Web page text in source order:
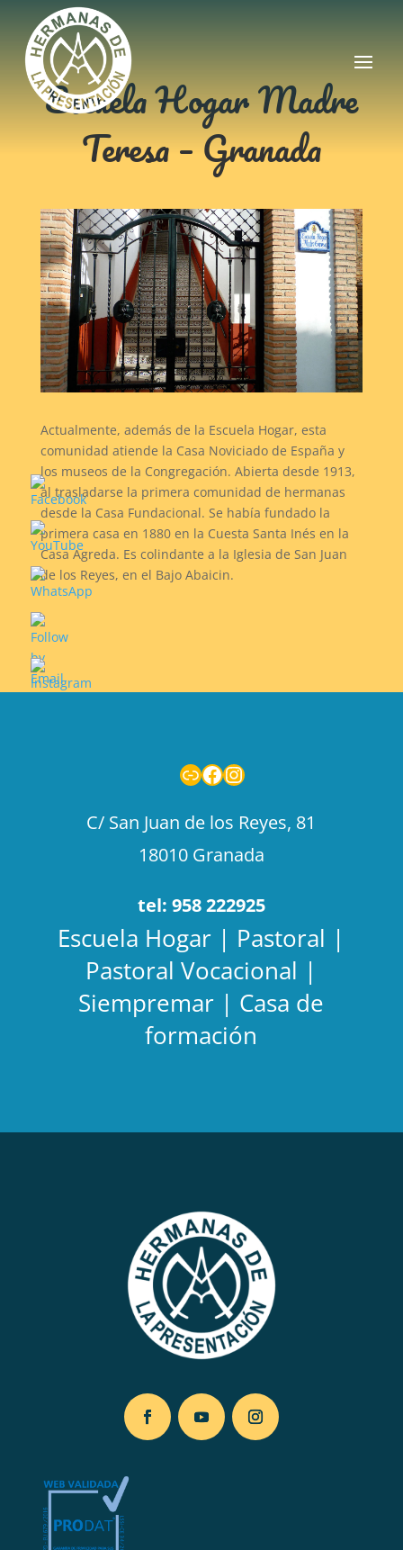
Escuela Hogar Madre
Teresa – Granada
Actualmente, además de la Escuela Hogar, esta
comunidad atiende la Casa Noviciado de España y
los museos de la Congregación. Abierta desde 1913,
al trasladarse la primera comunidad de hermanas
desde la Casa Fundacional. Se había fundado la
primera casa en 1880 en la Cuesta Santa Inés en la
Casa Agreda. Es colindante a la Iglesia de San Juan
de los Reyes, en el Bajo Abaicin.
Enlace
Facebook
Instagram
C/ San Juan de los Reyes, 81
18010 Granada
tel: 958 222925
Escuela Hogar | Pastoral |
Pastoral Vocacional |
Siempremar | Casa de
formación